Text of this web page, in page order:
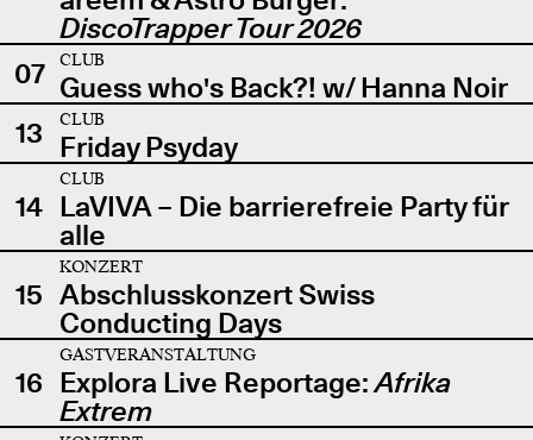
DiscoTrapper Tour 2026
07
CLUB
Guess who's Back?! w/ Hanna Noir
13
CLUB
Friday Psyday
14
CLUB
LaVIVA – Die barrierefreie Party für
alle
15
KONZERT
Abschlusskonzert Swiss
Conducting Days
16
GASTVERANSTALTUNG
Explora Live Reportage:Afrika
Extrem